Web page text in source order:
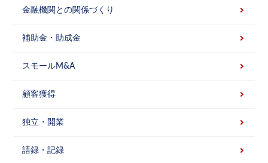
金融機関との関係づくり
補助金・助成金
スモールM&A
顧客獲得
独立・開業
語録・記録